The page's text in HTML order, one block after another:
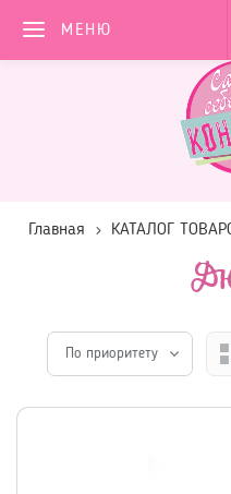
МЕНЮ
Главная КАТАЛОГ
По приоритету